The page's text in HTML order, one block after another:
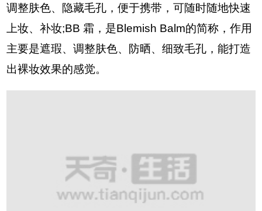
调整肤色、隐藏毛孔，便于携带，可随时随地快速
上妆、补妆;BB 霜，是Blemish Balm的简称，作用
主要是遮瑕、调整肤色、防晒、细致毛孔，能打造
出裸妆效果的感觉。